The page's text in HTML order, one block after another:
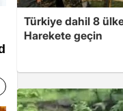
Türkiye dahil 8
Harekete geçin